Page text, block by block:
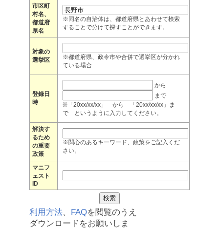
市区町
村名、
都道府
県名
※同名の自治体は、都道府県とあわせて検索
することで分けて探すことができます。
対象の
選挙区
※都道府県、政令市や合併で選挙区が分かれ
ている場合
登録日
時
から
まで
※「20xx/xx/xx」 から 「20xx/xx/xx」ま
で というように入力してください。
解決す
るため
の重要
政策
※関心のあるキーワード、政策をご記入くだ
さい。
マニフ
ェスト
ID
利用方法、 FAQを閲覧のうえ
ダウンロードをお願いしま